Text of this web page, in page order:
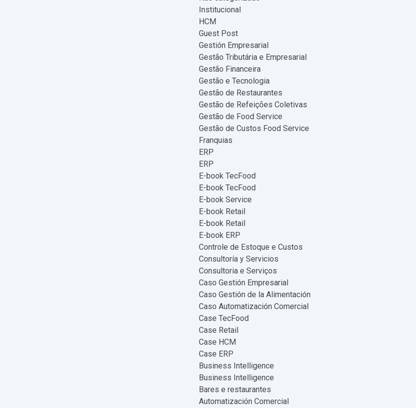
Institucional
HCM
Guest Post
Gestión Empresarial
Gestão Tributária e Empresarial
Gestão Financeira
Gestão e Tecnologia
Gestão de Restaurantes
Gestão de Refeições Coletivas
Gestão de Food Service
Gestão de Custos Food Service
Franquias
ERP
ERP
E-book TecFood
E-book TecFood
E-book Service
E-book Retail
E-book Retail
E-book ERP
Controle de Estoque e Custos
Consultoría y Servicios
Consultoria e Serviços
Caso Gestión Empresarial
Caso Gestión de la Alimentación
Caso Automatización Comercial
Case TecFood
Case Retail
Case HCM
Case ERP
Business Intelligence
Business Intelligence
Bares e restaurantes
Automatización Comercial